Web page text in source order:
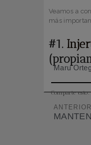
Veamos a
más
#1.
Maru
Comparte esto:
ANTERIOR